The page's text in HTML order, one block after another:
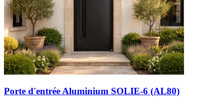
Porte d'entrée Aluminium SOLIE-6 (AL80)